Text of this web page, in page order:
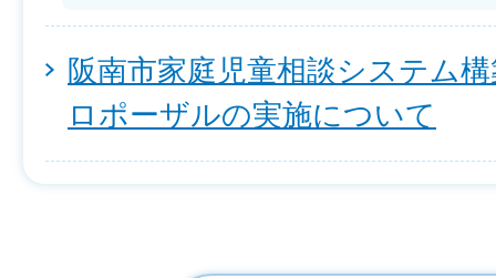
阪南市家庭児童相談システム
ロポーザルの実施について